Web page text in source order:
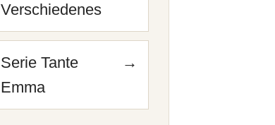
Verschiedenes
Serie Tante
Emma
→